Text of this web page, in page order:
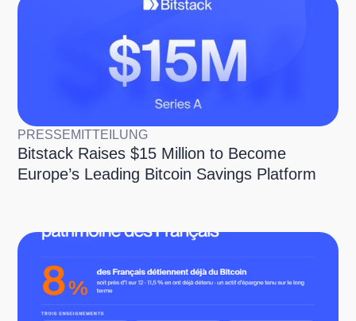
PRESSEMITTEILUNG
Bitstack Raises $15 Million to Become
Europe’s Leading Bitcoin Savings Platform